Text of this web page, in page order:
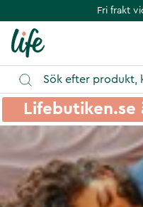
Fri frakt